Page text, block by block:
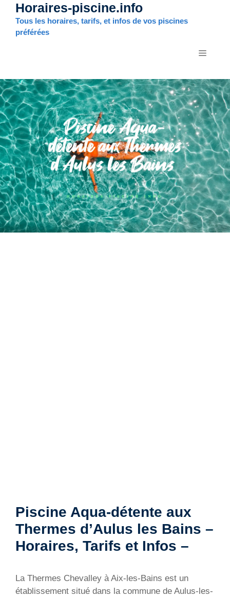
Aller
contenu
Horaires-piscine.info
Tous les horaires, tarifs, et infos de vos piscines
préférées
MENU
Piscine Aqua-détente aux
Thermes d’Aulus les Bains –
Horaires, Tarifs et Infos –
La Thermes Chevalley à Aix-les-Bains est un
établissement situé dans la commune de Aulus-les-